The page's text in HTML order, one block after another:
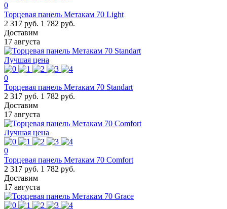
0
Торцевая панель Метакам 70 Light
2 317 руб. 1 782 руб.
Доставим
17 августа
Лучшая цена
0
Торцевая панель Метакам 70 Standart
2 317 руб. 1 782 руб.
Доставим
17 августа
Лучшая цена
0
Торцевая панель Метакам 70 Comfort
2 317 руб. 1 782 руб.
Доставим
17 августа